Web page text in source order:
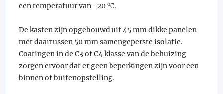
een temperatuur van -20 oC.
De kasten zijn opgebouwd uit 45 mm dikke panelen
met daartussen 50 mm samengeperste isolatie.
Coatingen in de C3 of C4 klasse van de behuizing
zorgen ervoor dat er geen beperkingen zijn voor een
binnen of buitenopstelling.